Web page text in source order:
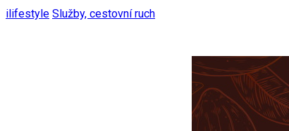
ilifestyle Služby, cestovní ruch